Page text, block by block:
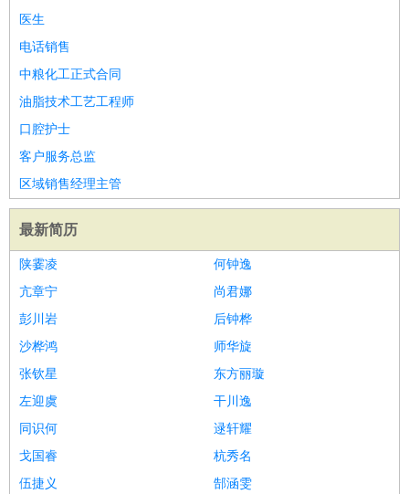
医生
电话销售
中粮化工正式合同
油脂技术工艺工程师
口腔护士
客户服务总监
区域销售经理主管
最新简历
陕霎凌
何钟逸
亢章宁
尚君娜
彭川岩
后钟桦
沙桦鸿
师华旋
张钦星
东方丽璇
左迎虞
干川逸
同识何
逯轩耀
戈国睿
杭秀名
伍捷义
郜涵雯